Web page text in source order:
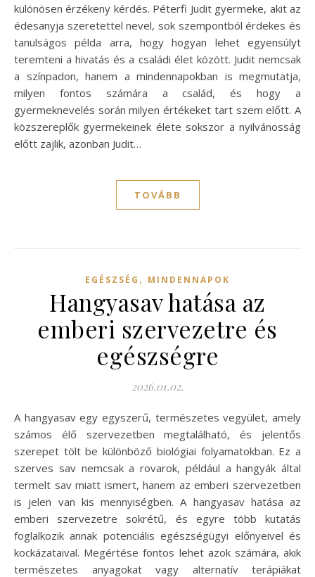
különösen érzékeny kérdés. Péterfi Judit gyermeke, akit az
édesanyja szeretettel nevel, sok szempontból érdekes és
tanulságos példa arra, hogy hogyan lehet egyensúlyt
teremteni a hivatás és a családi élet között. Judit nemcsak
a színpadon, hanem a mindennapokban is megmutatja,
milyen fontos számára a család, és hogy a
gyermeknevelés során milyen értékeket tart szem előtt. A
közszereplők gyermekeinek élete sokszor a nyilvánosság
előtt zajlik, azonban Judit…
TOVÁBB
EGÉSZSÉG , MINDENNAPOK
Hangyasav hatása az
emberi szervezetre és
egészségre
2026.01.02.
A hangyasav egy egyszerű, természetes vegyület, amely
számos élő szervezetben megtalálható, és jelentős
szerepet tölt be különböző biológiai folyamatokban. Ez a
szerves sav nemcsak a rovarok, például a hangyák által
termelt sav miatt ismert, hanem az emberi szervezetben
is jelen van kis mennyiségben. A hangyasav hatása az
emberi szervezetre sokrétű, és egyre több kutatás
foglalkozik annak potenciális egészségügyi előnyeivel és
kockázataival. Megértése fontos lehet azok számára, akik
természetes anyagokat vagy alternatív terápiákat